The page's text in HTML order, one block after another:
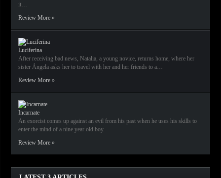
it…
Review More »
Luciferina
After receiving bad news, Natalia, a young novice, returns home, where her
sister Ángela asks her to travel with her and her friends to a…
Review More »
Incarnate
An exorcist comes up against an evil from his past when he uses his skills to
enter the mind of a nine year old boy.
Review More »